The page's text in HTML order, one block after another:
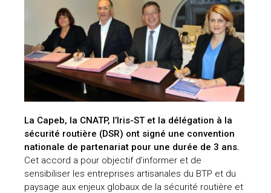
La Capeb, la CNATP, l’Iris-ST et la délégation à la
sécurité routière (DSR) ont signé une convention
nationale de partenariat pour une durée de 3 ans.
Cet accord a pour objectif d’informer et de
sensibiliser les entreprises artisanales du BTP et du
paysage aux enjeux globaux de la sécurité routière et